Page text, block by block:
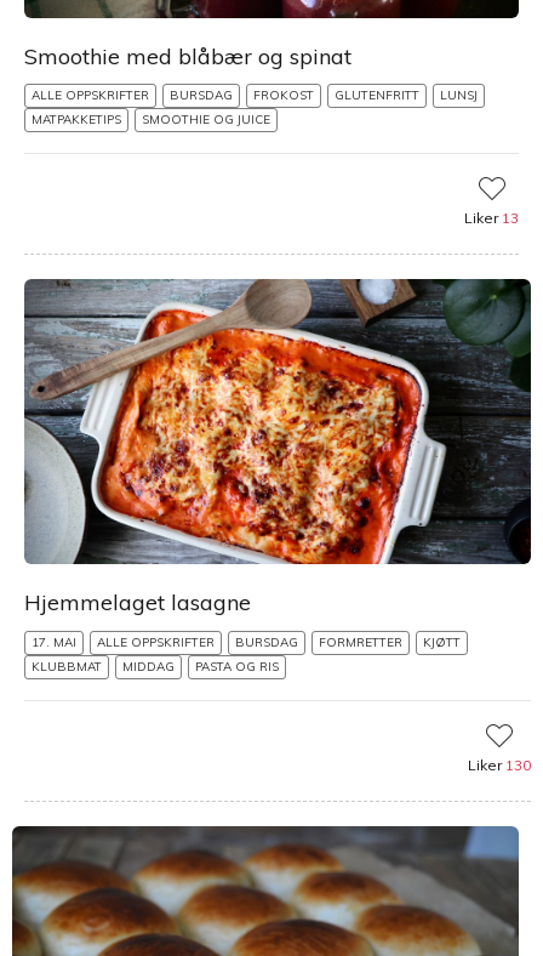
Smoothie med blåbær og spinat
ALLE OPPSKRIFTER BURSDAG FROKOST GLUTENFRITT
LUNSJ
MATPAKKETIPS
SMOOTHIE OG JUICE
Liker 13
Hjemmelaget lasagne
17. MAI ALLE OPPSKRIFTER BURSDAG FORMRETTER
KJØTT
KLUBBMAT
MIDDAG PASTA OG RIS
Liker 130